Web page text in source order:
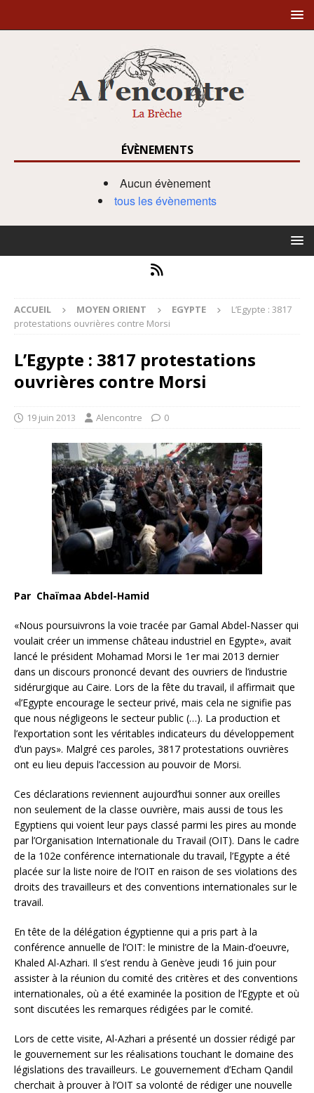
ÉVÈNEMENTS
Aucun évènement
tous les évènements
ACCUEIL MOYEN ORIENT EGYPTE
L’Egypte : 3817
protestations ouvrières contre Morsi
L’Egypte : 3817 protestations
ouvrières contre Morsi
19 juin 2013 Alencontre 0
Par Chaïmaa Abdel-Hamid
«Nous poursuivrons la voie tracée par Gamal Abdel-Nasser qui
voulait créer un immense château industriel en Egypte», avait
lancé le président Mohamad Morsi le 1er mai 2013 dernier
dans un discours prononcé devant des ouvriers de l’industrie
sidérurgique au Caire. Lors de la fête du travail, il affirmait que
«l’Egypte encourage le secteur privé, mais cela ne signifie pas
que nous négligeons le secteur public (…). La production et
l’exportation sont les véritables indicateurs du développement
d’un pays». Malgré ces paroles, 3817 protestations ouvrières
ont eu lieu depuis l’accession au pouvoir de Morsi.
Ces déclarations reviennent aujourd’hui sonner aux oreilles
non seulement de la classe ouvrière, mais aussi de tous les
Egyptiens qui voient leur pays classé parmi les pires au monde
par l’Organisation Internationale du Travail (OIT). Dans le cadre
de la 102e conférence internationale du travail, l’Egypte a été
placée sur la liste noire de l’OIT en raison de ses violations des
droits des travailleurs et des conventions internationales sur le
travail.
En tête de la délégation égyptienne qui a pris part à la
conférence annuelle de l’OIT: le ministre de la Main-d’oeuvre,
Khaled Al-Azhari. Il s’est rendu à Genève jeudi 16 juin pour
assister à la réunion du comité des critères et des conventions
internationales, où a été examinée la position de l’Egypte et où
sont discutées les remarques rédigées par le comité.
Lors de cette visite, Al-Azhari a présenté un dossier rédigé par
le gouvernement sur les réalisations touchant le domaine des
législations des travailleurs. Le gouvernement d’Echam Qandil
cherchait à prouver à l’OIT sa volonté de rédiger une nouvelle